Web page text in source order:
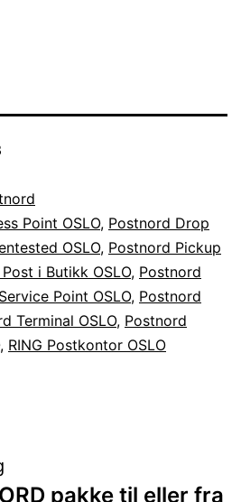
Point OSLO, Postnord Drop
OSLO, Postnord Pickup
i Butikk OSLO, Postnord
Point OSLO, Postnord
Terminal OSLO, Postnord
, RING Postkontor OSLO
pakke til eller fra